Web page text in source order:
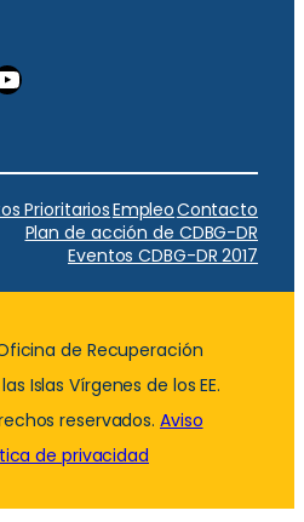
PrioritariosEmpleoContacto
Plan de acción de CDBG-DR
Eventos CDBG-DR 2017
de Recuperación
Islas Vírgenes de los EE.
reservados. Aviso
de privacidad